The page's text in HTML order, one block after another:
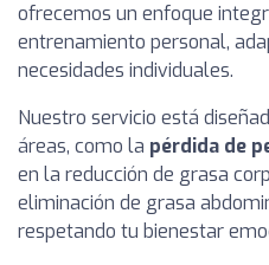
ofrecemos un enfoque
entrenamiento personal,
necesidades individuales.
Nuestro servicio está
áreas, como la pérdida de
en la reducción de grasa
eliminación de grasa
respetando tu bienestar